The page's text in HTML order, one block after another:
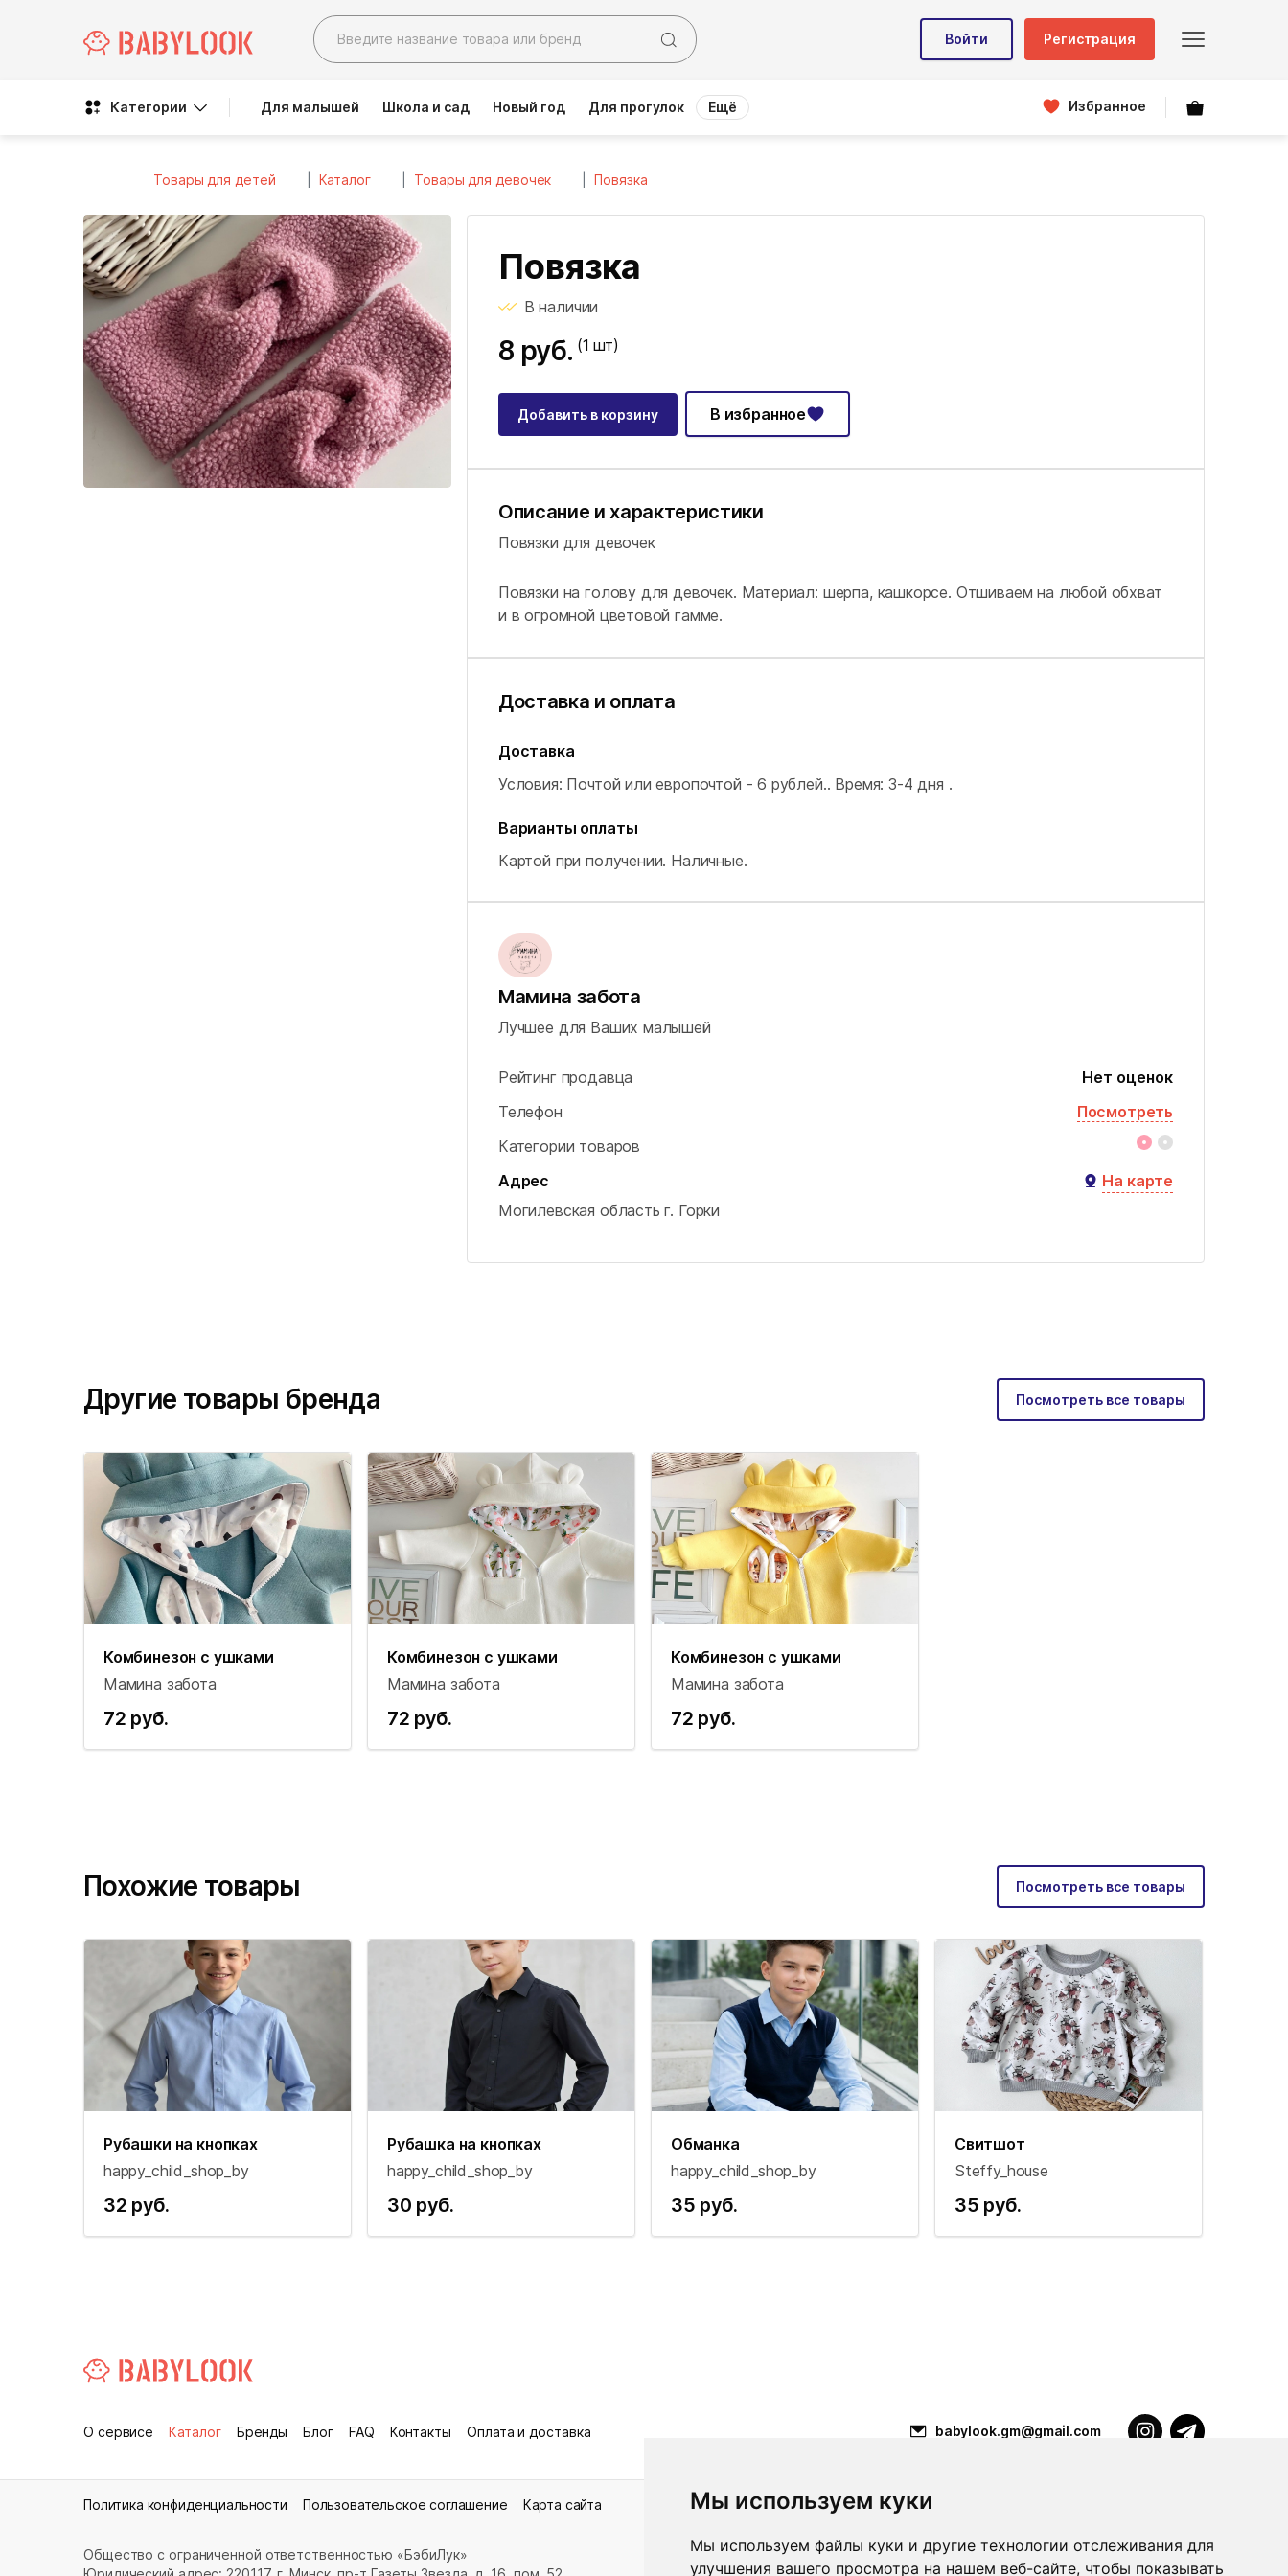
Мы используем куки
Мы используем файлы куки и другие технологии отслеживания для
улучшения вашего просмотра на нашем веб-сайте, чтобы показывать
Войти Регистрация
Категории Для малышей Школа и сад Новый год Для прогулок Ещё Избранное
Товары для детей Каталог Товары для девочек Повязка
Повязка
В наличии
8 руб. (1 шт)
Добавить в корзину В избранное
Описание и характеристики
Повязки для девочек
Повязки на голову для девочек. Материал: шерпа, кашкорсе. Отшиваем на любой обхват
и в огромной цветовой гамме.
Доставка и оплата
Доставка
Условия: Почтой или европочтой - 6 рублей.. Время: 3-4 дня .
Варианты оплаты
Картой при получении. Наличные.
Мамина забота
Лучшее для Ваших малышей
Рейтинг продавца
Нет оценок
Телефон
Посмотреть
Категории товаров
Адрес
На карте
Могилевская область г. Горки
Другие товары бренда Посмотреть все товары
Комбинезон с ушками
Мамина забота
72 руб.
Комбинезон с ушками
Мамина забота
72 руб.
Комбинезон с ушками
Мамина забота
72 руб.
Похожие товары Посмотреть все товары
Рубашки на кнопках
happy_child_shop_by
32 руб.
Рубашка на кнопках
happy_child_shop_by
30 руб.
Обманка
happy_child_shop_by
35 руб.
Свитшот
Steffy_house
35 руб.
О сервисе Каталог Бренды Блог FAQ Контакты Оплата и доставка babylook.gm@gmail.com
Политика конфиденциальности Пользовательское соглашение Карта сайта
Общество с ограниченной ответственностью «БэбиЛук»